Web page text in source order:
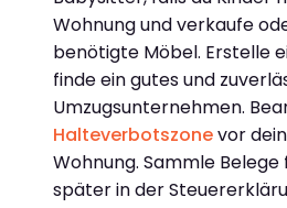
Wohnung und verkaufe
benötigte Möbel. Erstelle
finde ein gutes und
Umzugsunternehmen.
Halteverbotszonevor
Wohnung. Sammle Belege
später in der